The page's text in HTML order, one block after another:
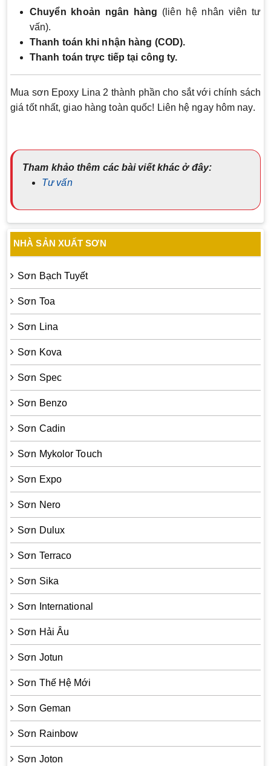
Chuyển khoản ngân hàng (liên hệ nhân viên tư
vấn).
Thanh toán khi nhận hàng (COD).
Thanh toán trực tiếp tại công ty.
Mua sơn Epoxy Lina 2 thành phần cho sắt với chính sách
giá tốt nhất, giao hàng toàn quốc! Liên hệ ngay hôm nay.
Tham khảo thêm các bài viết khác ở đây:
Tư vấn
NHÀ SẢN XUẤT SƠN
Sơn Bạch Tuyết
Sơn Toa
Sơn Lina
Sơn Kova
Sơn Spec
Sơn Benzo
Sơn Cadin
Sơn Mykolor Touch
Sơn Expo
Sơn Nero
Sơn Dulux
Sơn Terraco
Sơn Sika
Sơn International
Sơn Hải Âu
Sơn Jotun
Sơn Thế Hệ Mới
Sơn Geman
Sơn Rainbow
Sơn Joton